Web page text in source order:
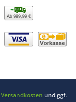
Ab 999,99 €
Versandkosten und ggf.